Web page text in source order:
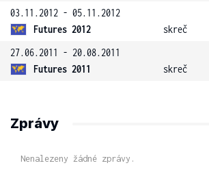
03.11.2012 - 05.11.2012
Futures 2012
skreč
27.06.2011 - 20.08.2011
Futures 2011
skreč
Zprávy
Nenalezeny žádné zprávy.